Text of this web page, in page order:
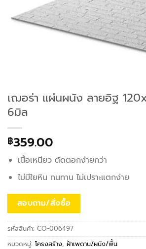
เฌอร่า แผ่นผนัง ลายอิฐ
6มิล
฿359.00
เนื้อเหนียว ตัดตอกง่ายกว่า
ไม่มีใยหิน ทนทาน ไม่เปราะแตกง่าย
สอบถาม/สั่งซื้อ
รหัสสินค้า: CO-006497
หมวดหมู่: โครงสร้าง, ฝ้าเพดาน/ผนัง/พื้น